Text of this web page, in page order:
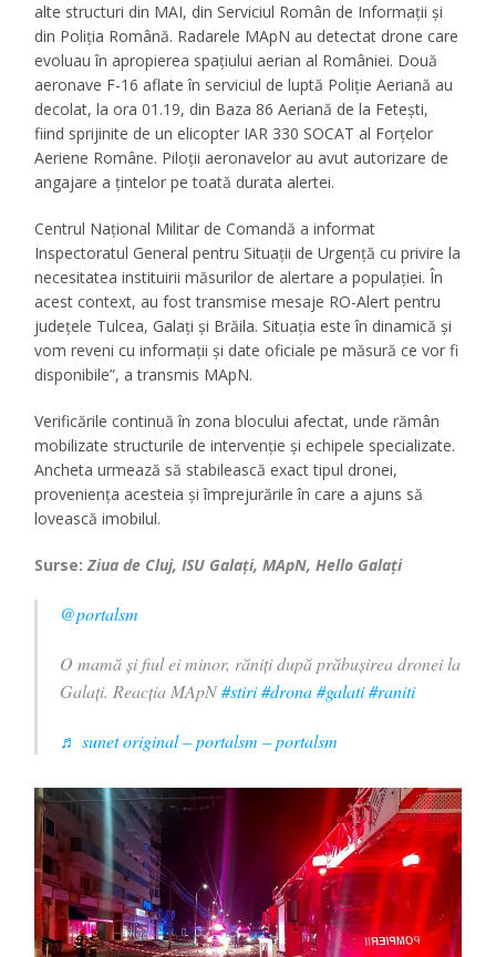
alte structuri din MAI, din Serviciul Român de Informații și
din Poliția Română. Radarele MApN au detectat drone care
evoluau în apropierea spațiului aerian al României. Două
aeronave F-16 aflate în serviciul de luptă Poliție Aeriană au
decolat, la ora 01.19, din Baza 86 Aeriană de la Fetești,
fiind sprijinite de un elicopter IAR 330 SOCAT al Forțelor
Aeriene Române. Piloții aeronavelor au avut autorizare de
angajare a țintelor pe toată durata alertei.
Centrul Național Militar de Comandă a informat
Inspectoratul General pentru Situații de Urgență cu privire la
necesitatea instituirii măsurilor de alertare a populației. În
acest context, au fost transmise mesaje RO-Alert pentru
județele Tulcea, Galați și Brăila. Situația este în dinamică și
vom reveni cu informații și date oficiale pe măsură ce vor fi
disponibile”, a transmis MApN.
Verificările continuă în zona blocului afectat, unde rămân
mobilizate structurile de intervenție și echipele specializate.
Ancheta urmează să stabilească exact tipul dronei,
proveniența acesteia și împrejurările în care a ajuns să
lovească imobilul.
Surse:Ziua de Cluj, ISU Galați, MApN, Hello Galați
@portalsm
O mamă și fiul ei minor, răniți după prăbușirea dronei la
Galați. Reacția MApN#stiri#drona #galati#raniti
♬ sunet original – portalsm – portalsm